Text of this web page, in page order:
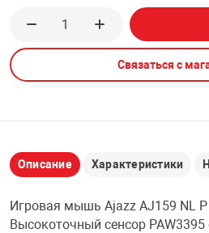
ДОМА
ТЕХНИКА
Связаться с
Описание Характеристики
Игровая мышь Ajazz AJ159 NL
Высокоточный сенсор